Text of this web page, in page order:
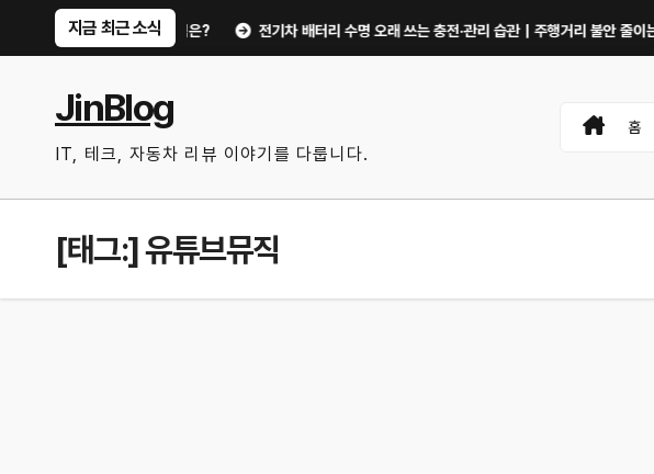
지금 최근 소식
비가 달라지는 핵심은? 전기차 배터리 수명 오래 쓰는 충전·관리 습관｜주행거리 불안 줄이는 현실적
JinBlog
IT, 테크, 자동차 리뷰 이야기를 다룹니다.
홈
[태그:]유튜브뮤직